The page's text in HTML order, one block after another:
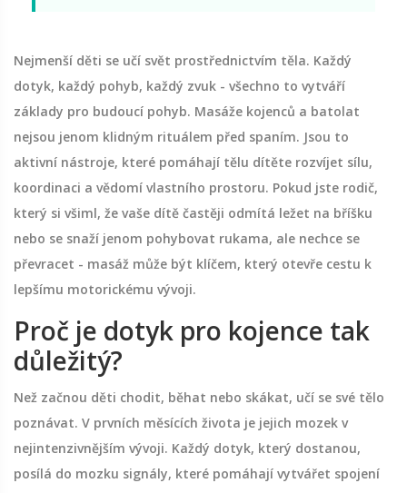
Nejmenší děti se učí svět prostřednictvím těla. Každý
dotyk, každý pohyb, každý zvuk - všechno to vytváří
základy pro budoucí pohyb. Masáže kojenců a batolat
nejsou jenom klidným rituálem před spaním. Jsou to
aktivní nástroje, které pomáhají tělu dítěte rozvíjet sílu,
koordinaci a vědomí vlastního prostoru. Pokud jste rodič,
který si všiml, že vaše dítě častěji odmítá ležet na bříšku
nebo se snaží jenom pohybovat rukama, ale nechce se
převracet - masáž může být klíčem, který otevře cestu k
lepšímu motorickému vývoji.
Proč je dotyk pro kojence tak
důležitý?
Než začnou děti chodit, běhat nebo skákat, učí se své tělo
poznávat. V prvních měsících života je jejich mozek v
nejintenzivnějším vývoji. Každý dotyk, který dostanou,
posílá do mozku signály, které pomáhají vytvářet spojení